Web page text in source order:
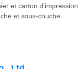
et carton d'impression
et sous-couche